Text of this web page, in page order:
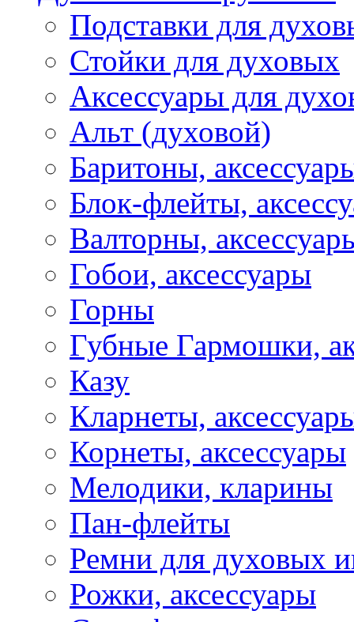
Подставки для
Стойки для духовых
Аксессуары для
Альт (духовой)
Баритоны,
Блок-флейты,
Валторны,
Гобои, аксессуары
Горны
Губные Гармошки,
Казу
Кларнеты,
Корнеты, аксессуары
Мелодики, кларины
Пан-флейты
Ремни для духовых
Рожки, аксессуары